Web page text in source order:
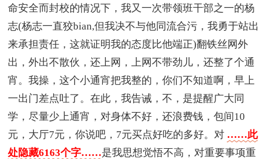
命安全而封校的情况下，我又一次带领班干部之一的杨
志(杨志一直狡bian,但我决不与他同流合污，我勇于站出
来承担责任，这就证明我的态度比他端正)翻铁丝网外
出，外出不散伙，还上网，上网不带劲儿，还整了个通
宵。我操，这个小通宵把我整的，你们不知道啊，早上
一出门差点吐了。在此，我告诫，不，是提醒广大同
学，尽量少上通宵，对身体不好，还浪费钱，包间10
元，大厅7元，你说吧，7元买点好吃的多好。对 ……此
处隐藏6163个字……是我思想觉悟不高，对重要事项重